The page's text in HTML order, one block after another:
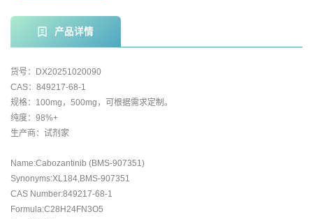
产品详情
货号：DX20251020090
CAS：849217-68-1
规格：100mg，500mg，可根据需求定制。
纯度：98%+
生产商：试剂家
Name:Cabozantinib (BMS-907351)
Synonyms:XL184,BMS-907351
CAS Number:849217-68-1
Formula:C28H24FN3O5